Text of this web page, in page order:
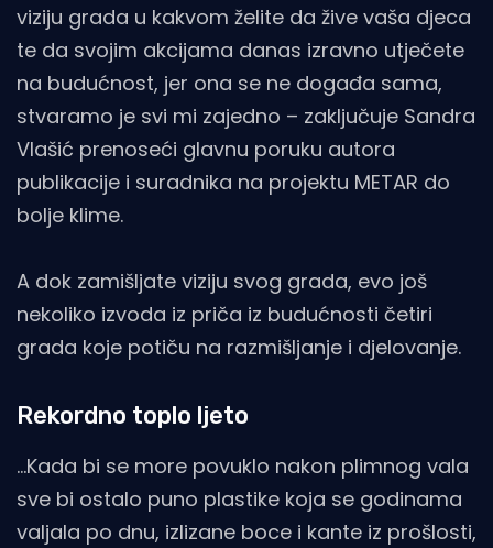
viziju grada u kakvom želite da žive vaša djeca
te da svojim akcijama danas izravno utječete
na budućnost, jer ona se ne događa sama,
stvaramo je svi mi zajedno – zaključuje Sandra
Vlašić prenoseći glavnu poruku autora
publikacije i suradnika na projektu METAR do
bolje klime.
A dok zamišljate viziju svog grada, evo još
nekoliko izvoda iz priča iz budućnosti četiri
grada koje potiču na razmišljanje i djelovanje.
Rekordno toplo ljeto
…Kada bi se more povuklo nakon plimnog vala
sve bi ostalo puno plastike koja se godinama
valjala po dnu, izlizane boce i kante iz prošlosti,